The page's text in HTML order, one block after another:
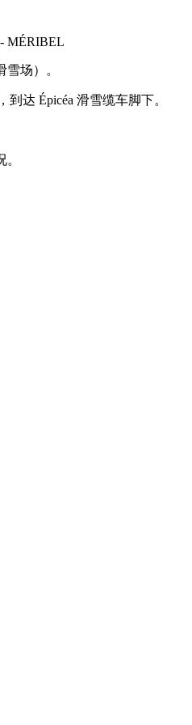
MÉRIBEL
场）。
到达 Épicéa 滑雪缆车脚下。